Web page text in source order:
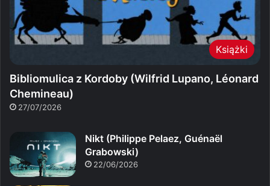
Książki
Bibliomulica z Kordoby (Wilfrid Lupano, Léonard
Chemineau)
27/07/2026
Nikt (Philippe Pelaez, Guénaël
Grabowski)
22/06/2026